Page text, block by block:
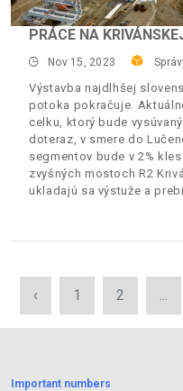
PRÁCE NA
Nov 15, 2023
Výstavba najdlhšej
potoka pokračuje.
celku, ktorý bude
doteraz, v smere do
segmentov bude v 2%
zvyšných mostoch R2
ukladajú sa výstuže a
‹ 1 2 ...
Important numbers